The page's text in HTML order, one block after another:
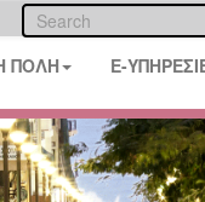
ΠΟΛΗ E-